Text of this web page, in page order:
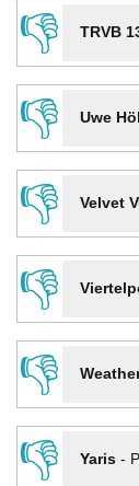
👎
TRVB
👎
Uwe Höll
👎
Velvet
👎
👎
👎
Yaris-